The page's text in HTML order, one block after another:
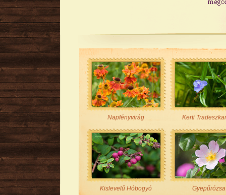
Napfényvirág Kerti
Kislevelű Hóbogyó Gyepűrózsa